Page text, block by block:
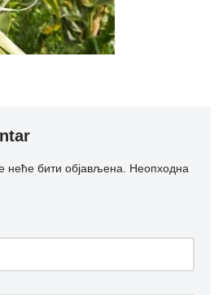
неће бити објављена. Неопходна